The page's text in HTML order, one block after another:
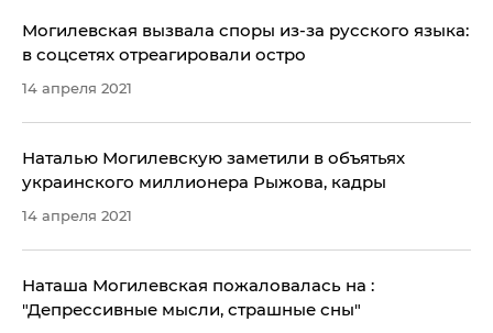
Могилевская вызвала споры из-за русского языка:
в соцсетях отреагировали остро
14 апреля 2021
Наталью Могилевскую заметили в объятьях
украинского миллионера Рыжова, кадры
14 апреля 2021
Наташа Могилевская пожаловалась на :
"Депрессивные мысли, страшные сны"